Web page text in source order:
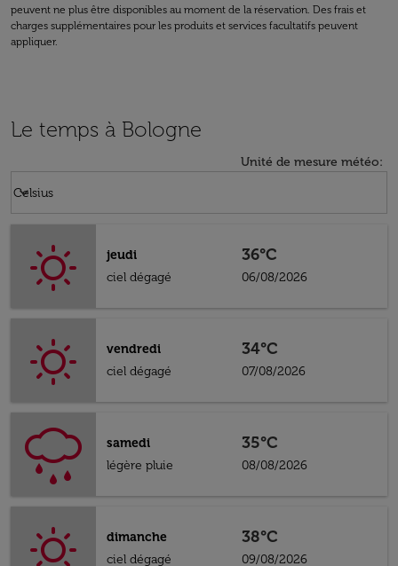
peuvent ne plus être disponibles au moment de la réservation. Des frais et
charges supplémentaires pour les produits et services facultatifs peuvent
appliquer.
Le temps à Bologne
Unité de mesure météo:
Celsius
keyboard_arrow_down
jeudi
ciel dégagé
36°C
06/08/2026
vendredi
ciel dégagé
34°C
07/08/2026
samedi
légère pluie
35°C
08/08/2026
dimanche
ciel dégagé
38°C
09/08/2026